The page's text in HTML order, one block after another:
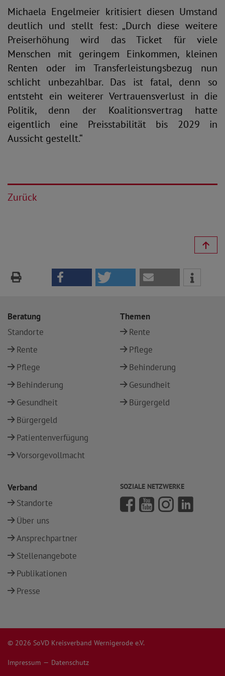
Michaela Engelmeier kritisiert diesen Umstand
deutlich und stellt fest: „Durch diese weitere
Preiserhöhung wird das Ticket für viele
Menschen mit geringem Einkommen, kleinen
Renten oder im Transferleistungsbezug nun
schlicht unbezahlbar. Das ist fatal, denn so
entsteht ein weiterer Vertrauensverlust in die
Politik, denn der Koalitionsvertrag hatte
eigentlich eine Preisstabilität bis 2029 in
Aussicht gestellt.“
Zurück
Beratung
Standorte
Rente
Pflege
Behinderung
Gesundheit
Bürgergeld
Patientenverfügung
Vorsorgevollmacht
Themen
Rente
Pflege
Behinderung
Gesundheit
Bürgergeld
Verband
Standorte
Über uns
Ansprechpartner
Stellenangebote
Publikationen
Presse
SOZIALE NETZWERKE
© 2026 SoVD Kreisverband Wernigerode e.V.
Impressum Datenschutz